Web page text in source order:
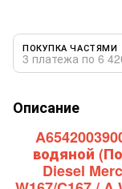
ПОКУПКА ЧАСТЯМИ
3 платежа по 6
Описание
водяной
Diesel